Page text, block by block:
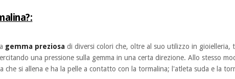
gemma preziosa di diversi colori che, oltre al suo utilizzo in gioielleria,
una pressione sulla gemma in una certa direzione. Allo stesso
che si allena e ha la pelle a contatto con la tormalina; l'atleta suda e la